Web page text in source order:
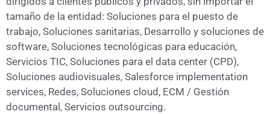
tamaño de la entidad: Soluciones para el puesto de
trabajo, Soluciones sanitarias, Desarrollo y soluciones de
software, Soluciones tecnológicas para educación,
Servicios TIC, Soluciones para el data center (CPD),
Soluciones audiovisuales, Salesforce implementation
services, Redes, Soluciones cloud, ECM / Gestión
documental, Servicios outsourcing.